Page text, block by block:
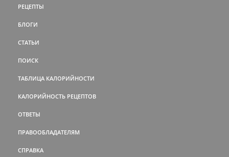
РЕЦЕПТЫ
БЛОГИ
СТАТЬИ
ПОИСК
ТАБЛИЦА КАЛОРИЙНОСТИ
КАЛОРИЙНОСТЬ РЕЦЕПТОВ
ОТВЕТЫ
ПРАВООБЛАДАТЕЛЯМ
СПРАВКА